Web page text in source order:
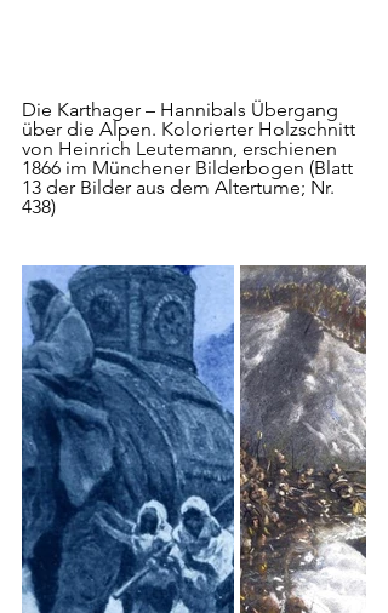
Die Karthager – Hannibals Übergang
über die Alpen. Kolorierter Holzschnitt
von Heinrich Leutemann, erschienen
1866 im Münchener Bilderbogen (Blatt
13 der Bilder aus dem Altertume; Nr.
438)